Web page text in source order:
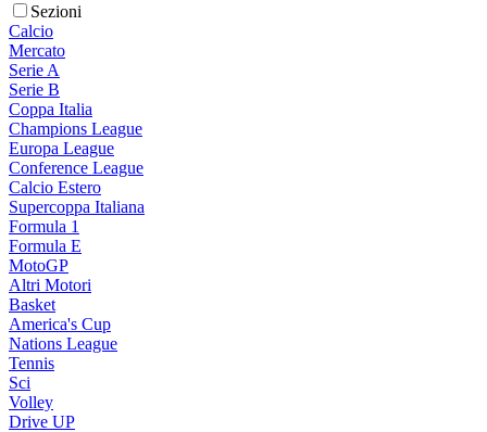
Sezioni
Calcio
Mercato
Serie A
Serie B
Coppa Italia
Champions League
Europa League
Conference League
Calcio Estero
Supercoppa Italiana
Formula 1
Formula E
MotoGP
Altri Motori
Basket
America's Cup
Nations League
Tennis
Sci
Volley
Drive UP